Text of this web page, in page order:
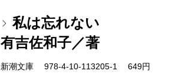
私は忘れない
有吉佐和子／著
新潮文庫 978-4-10-113205-1 649円